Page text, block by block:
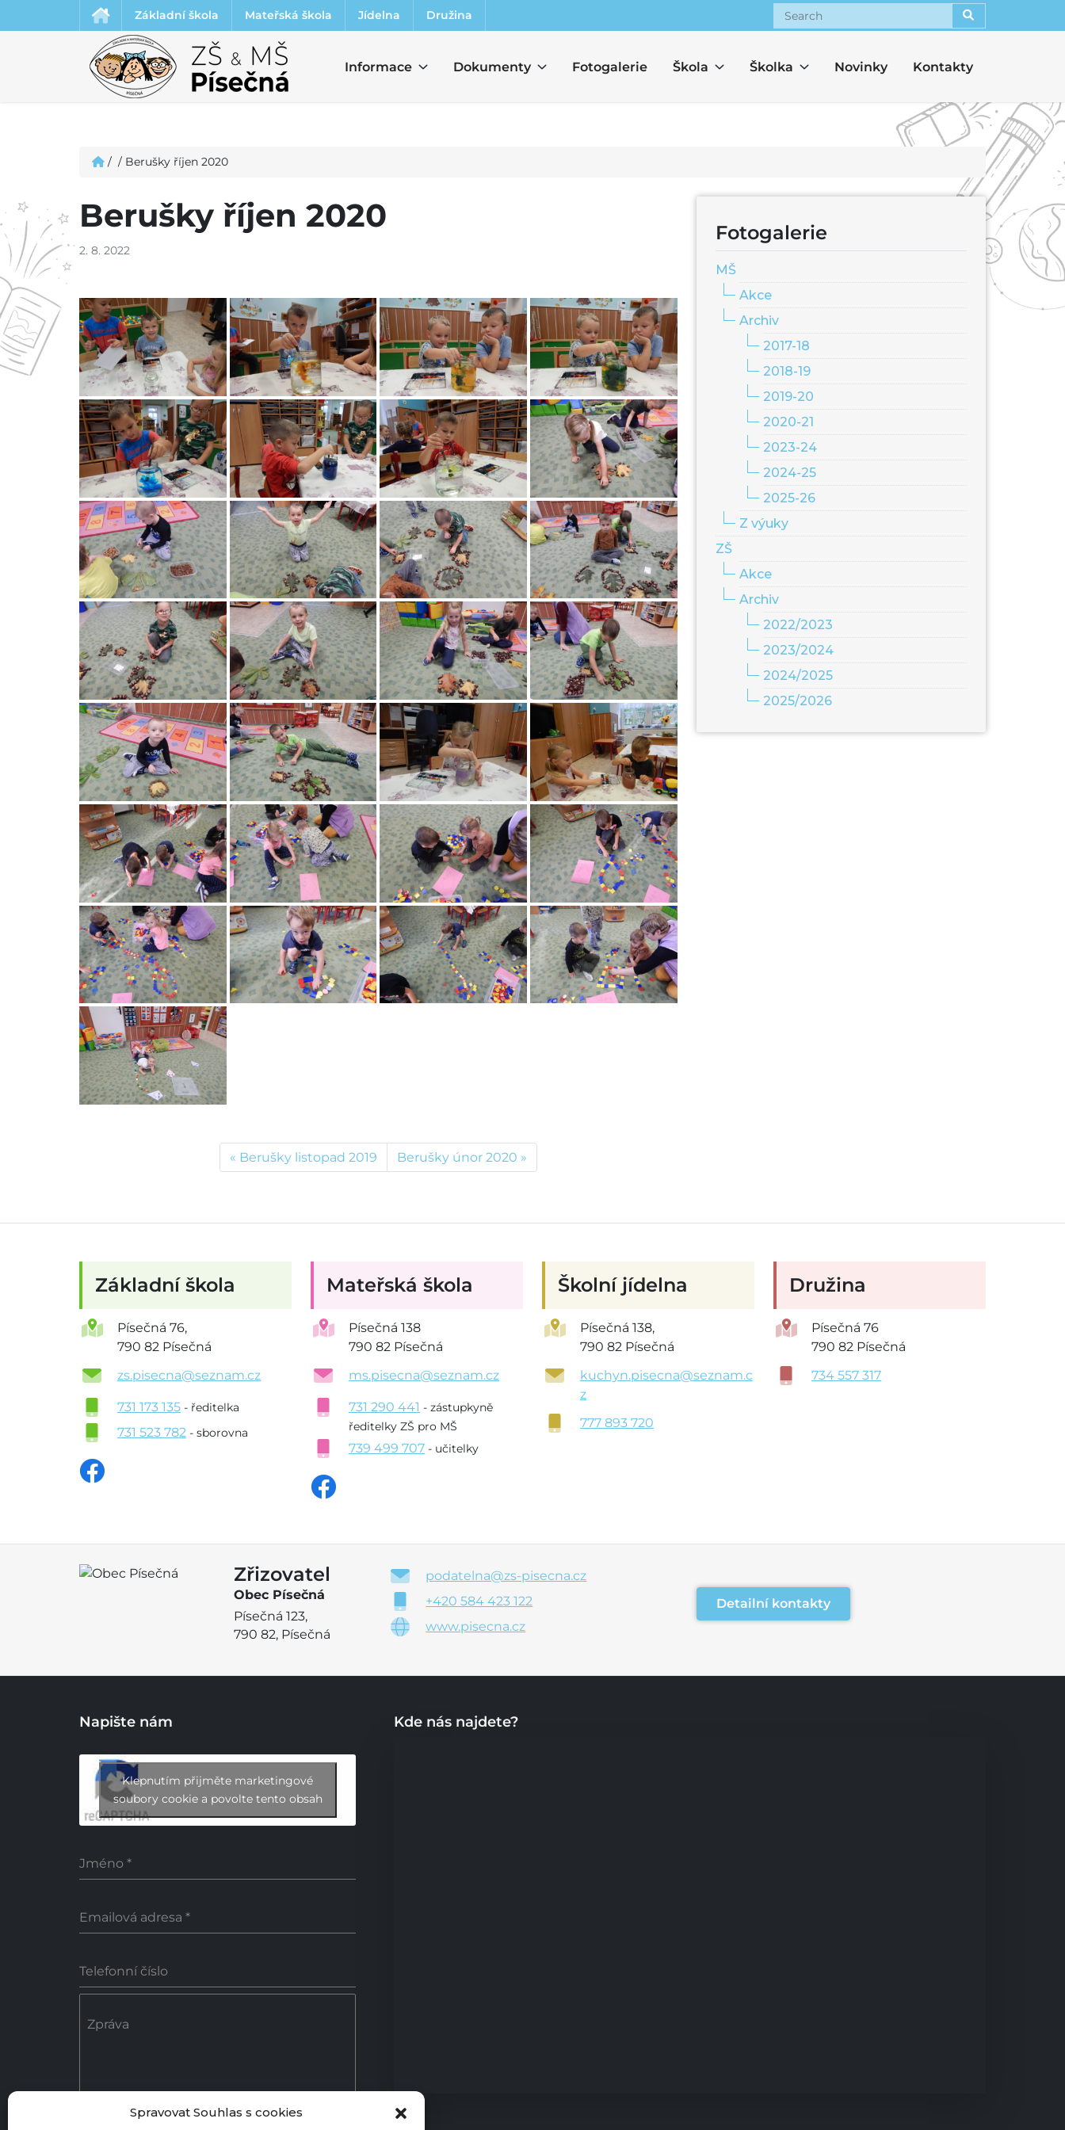
Spravovat Souhlas s cookies
Základní škola Mateřská škola Jídelna
Družina
Search
Informace Dokumenty Fotogalerie Škola Školka Novinky Kontakty
/ / Berušky říjen 2020
Berušky říjen 2020
2. 8. 2022
Berušky listopad 2019 Berušky únor 2020
Fotogalerie
MŠ
Akce
Archiv
2017-18
2018-19
2019-20
2020-21
2023-24
2024-25
2025-26
Z výuky
ZŠ
Akce
Archiv
2022/2023
2023/2024
2024/2025
2025/2026
Základní škola
Písečná 76,
790 82 Písečná
zs.pisecna@seznam.cz
731 173 135 - ředitelka
731 523 782 - sborovna
Mateřská škola
Písečná 138
790 82 Písečná
ms.pisecna@seznam.cz
731 290 441 - zástupkyně
ředitelky ZŠ pro MŠ
739 499 707 - učitelky
Školní jídelna
Písečná 138,
790 82 Písečná
kuchyn.pisecna@seznam.c
z
777 893 720
Družina
Písečná 76
790 82 Písečná
734 557 317
Zřizovatel
Obec Písečná
Písečná 123,
790 82, Písečná
podatelna@zs-pisecna.cz
+420 584 423 122
www.pisecna.cz
Detailní kontakty
Napište nám
Klepnutím přijměte marketingové
soubory cookie a povolte tento obsah
Jméno *
Emailová adresa *
Telefonní číslo
Zpráva
Kde nás najdete?